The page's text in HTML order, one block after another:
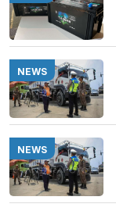
NEWS
NEWS